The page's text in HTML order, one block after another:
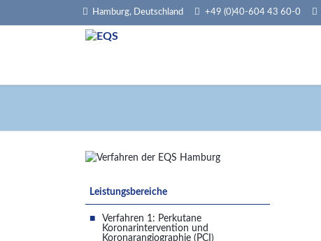
Hamburg, Deutschland +49 (0)40-604 43 60-0
Navigation
überspringen
Leistungsbereiche
Verfahren 1: Perkutane
Koronarintervention und
Koronarangiographie (PCI)